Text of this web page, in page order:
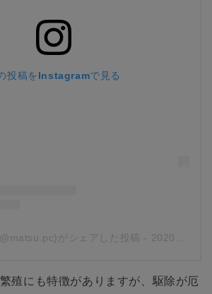
投稿をInstagramで見る
がシェアした投稿 - 2020年 4月月14日午前5時32分PDT
殖にも特徴がありますが、駆除が厄